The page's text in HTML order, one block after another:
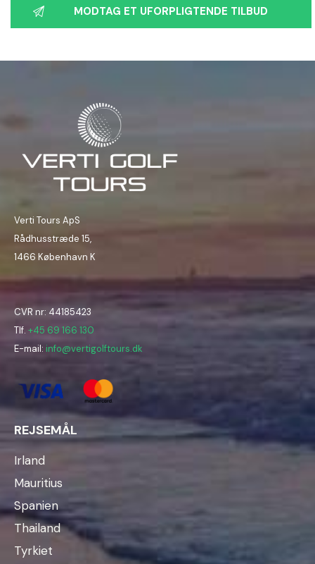
Verti Tours ApS
Rådhusstræde 15,
1466 København K
CVR nr: 44185423
Tlf. +45 69 166 130
E-mail: info@vertigolftours.dk
REJSEMÅL
Irland
Mauritius
Spanien
Thailand
Tyrkiet